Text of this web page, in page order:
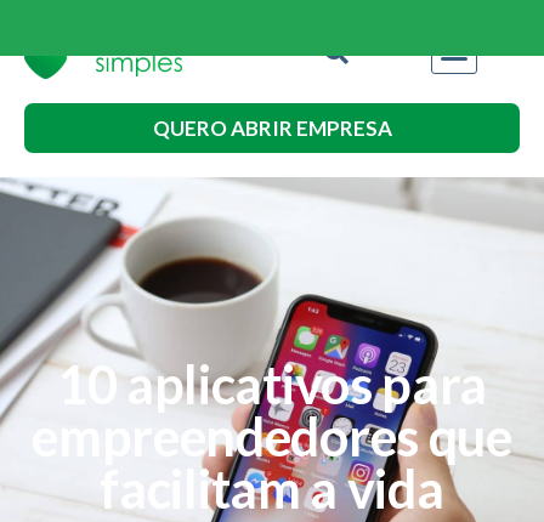
QUERO ABRIR EMPRESA
10 aplicativos para
empreendedores que
facilitam a vida